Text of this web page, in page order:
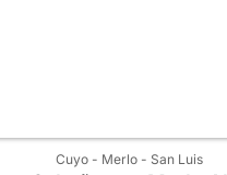
Cuyo- Merlo- San Luis